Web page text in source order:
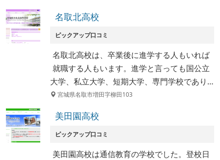
名取北高校
ピックアップ口コミ
名取北高校は、卒業後に進学する人もいれば
就職する人もいます。進学と言っても国公立
大学、私立大学、短期大学、専門学校であり…
宮城県名取市増田字柳田103
美田園高校
ピックアップ口コミ
美田園高校は通信教育の学校でした。登校日